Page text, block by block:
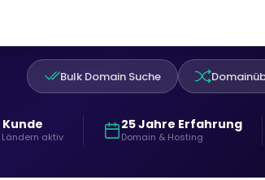
Bulk Domain Suche
Kunde
aktiv
25 Jahre Erfahrung
Domain & Hosting